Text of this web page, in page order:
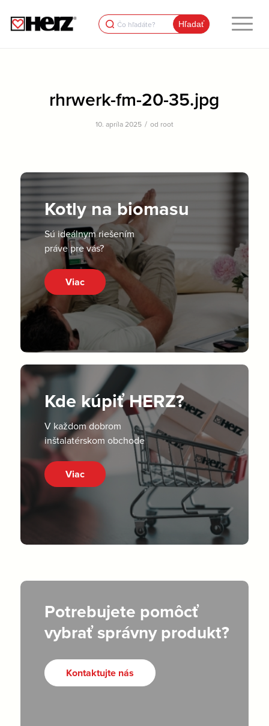
Search
for:
rhrwerk-fm-20-35.jpg
10. apríla 2025 / od root
Kotly na biomasu
Sú ideálnym riešením
práve pre vás?
Viac
Kde kúpiť HERZ?
V každom dobrom
inštalatérskom obchode
Viac
Potrebujete pomôcť
vybrať správny produkt?
Kontaktujte nás